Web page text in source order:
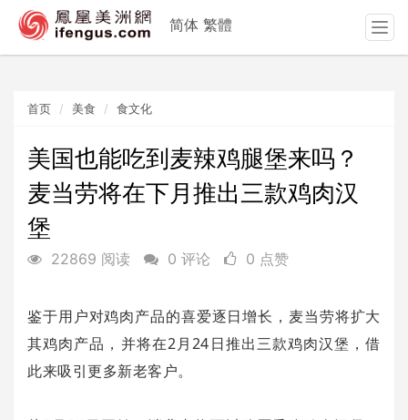
首页 美食 食文化
美国也能吃到麦辣鸡腿堡来吗？
麦当劳将在下月推出三款鸡肉汉
堡
22869 阅读 0 评论 0 点赞
鉴于用户对鸡肉产品的喜爱逐日增长，麦当劳将扩大
其鸡肉产品，并将在2月24日推出三款鸡肉汉堡，借
此来吸引更多新老客户。
简体 繁體
T
o
o